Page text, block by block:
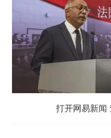
打开网易新闻